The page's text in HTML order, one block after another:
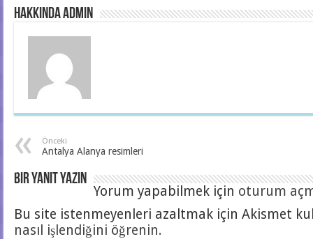
hakkında admin
Önceki
Antalya Alanya resimleri
Bir yanıt yazın
Yorum yapabilmek için oturum
Bu site istenmeyenleri azaltmak için Akismet
nasıl işlendiğini öğrenin.